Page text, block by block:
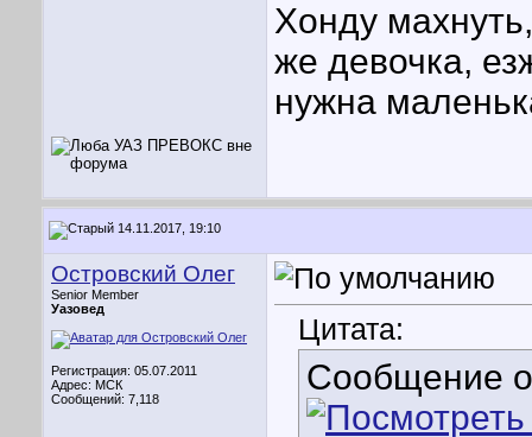
Хонду
же девочка,
нужна
14.11.2017, 19:10
Островский Олег
Senior Member
Уазовед
Регистрация: 05.07.2011
Адрес: МСК
Сообщений: 7,118
Цитата:
Сообщение